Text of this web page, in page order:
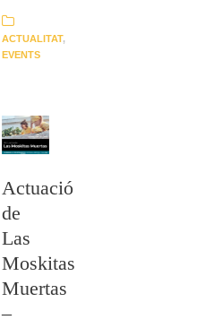
ACTUALITAT,
EVENTS
Actuació
de
Las
Moskitas
Muertas
–